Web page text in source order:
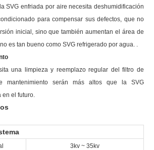
SVG enfriada por aire necesita deshumidificación
para compensar sus defectos, que no
inicial, sino que también aumentan el área de
es tan bueno como SVG refrigerado por agua. .
una limpieza y reemplazo regular del filtro de
mantenimiento serán más altos que la SVG
en el futuro.
3kv ~ 35kv